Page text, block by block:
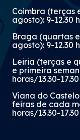
Coimbra (terças
agosto): 9-12.30
Braga (quartas
agosto): 9-12.30
Leiria (terças e
e primeira
horas/13.30-
Viana do
feiras de cada
horas/13.30-